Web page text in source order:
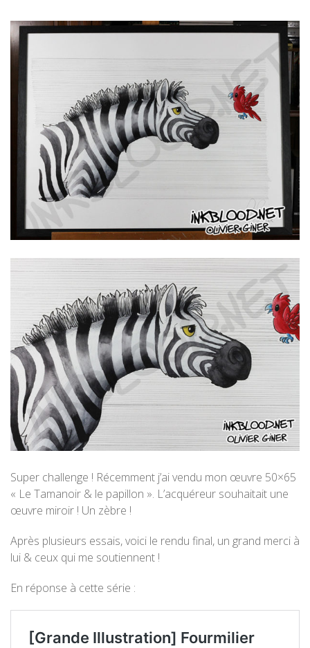
Super challenge ! Récemment j’ai vendu mon œuvre 50×65
« Le Tamanoir & le papillon ». L’acquéreur souhaitait une
œuvre miroir ! Un zèbre !
Après plusieurs essais, voici le rendu final, un grand merci à
lui & ceux qui me soutiennent !
En réponse à cette série :